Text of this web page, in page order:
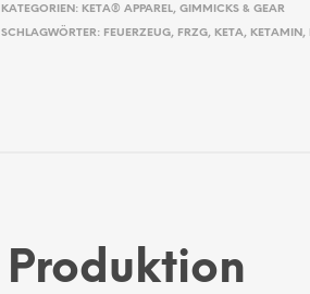
KATEGORIEN: KETA® APPAREL, GIMMICKS & GEAR
SCHLAGWÖRTER: FEUERZEUG, FRZG, KETA, KETAMIN ,
Produktion